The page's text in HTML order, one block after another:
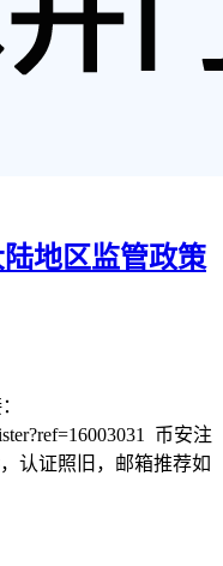
地区监管政策
币安注
认证照旧，邮箱推荐如